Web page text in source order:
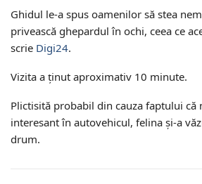
Ghidul le-a spus oamenilor să stea
privească ghepardul în ochi, ceea ce
scrie Digi24.
Vizita a ţinut aproximativ 10 minute.
Plictisită probabil din cauza faptului că
interesant în autovehicul, felina şi-a
drum.